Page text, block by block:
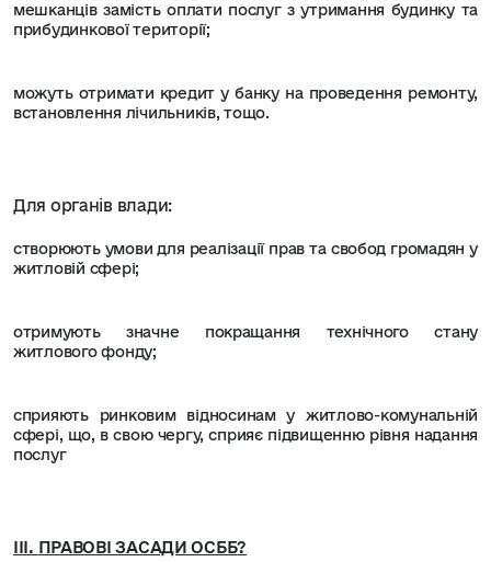
мешканців замість оплати послуг з утримання будинку та
прибудинкової території;
можуть отримати кредит у банку на проведення ремонту,
встановлення лічильників, тощо.
Для органів влади:
створюють умови для реалізації прав та свобод громадян у
житловій сфері;
отримують значне покращання технічного стану
житлового фонду;
сприяють ринковим відносинам у житлово-комунальній
сфері, що, в свою чергу, сприяє підвищенню рівня надання
послуг
ІІІ. ПРАВОВІ ЗАСАДИ ОСББ?